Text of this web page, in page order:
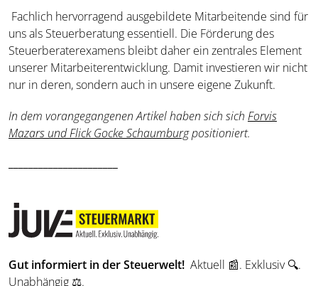
Fachlich hervorragend ausgebildete Mitarbeitende sind für
uns als Steuerberatung essentiell. Die Förderung des
Steuerberaterexamens bleibt daher ein zentrales Element
unserer Mitarbeiterentwicklung. Damit investieren wir nicht
nur in deren, sondern auch in unsere eigene Zukunft.
In dem vorangegangenen Artikel haben sich sich Forvis
Mazars und Flick Gocke Schaumburgpositioniert.
Gut informiert in der Steuerwelt! Aktuell 📰. Exklusiv 🔍.
Unabhängig ⚖️.